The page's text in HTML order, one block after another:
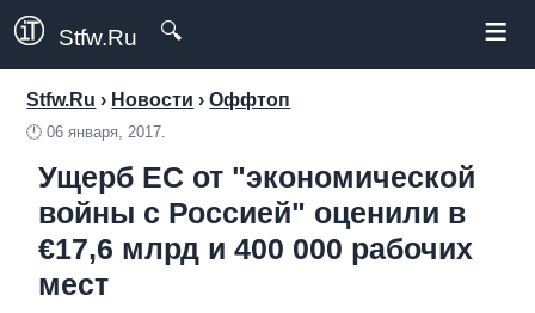
Stfw.Ru 🔍 ≡
Stfw.Ru › Новости ›Оффтоп
🕛06 января, 2017.
Ущерб ЕС от "экономической
войны с Россией" оценили в
€17,6 млрд и 400 000 рабочих
мест